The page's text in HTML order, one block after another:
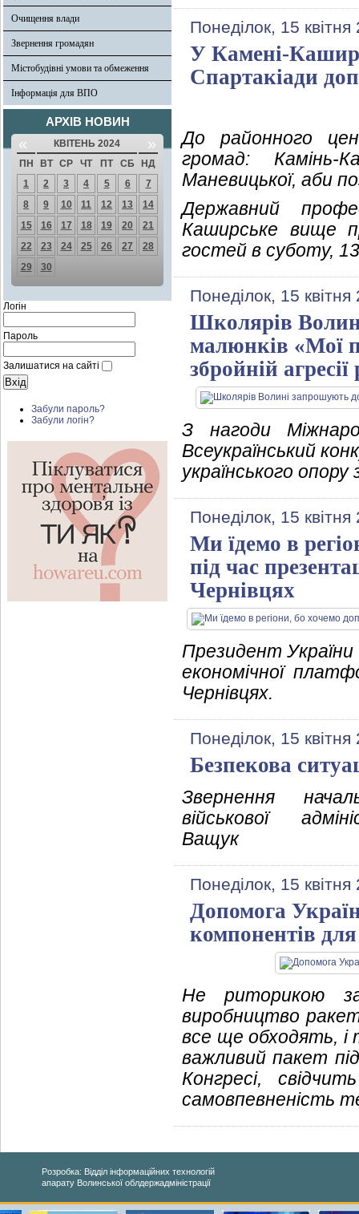
Очищення влади
Звернення громадян
Містобудівні умови та обмеження
Інформація для ВПО
АРХІВ НОВИН
« КВІТЕНЬ 2024 »
ПН ВТ СР ЧТ ПТ СБ
НД
1
2 3 4 5 6
7
8
9 10 11 12 13
14
15
16 17 18 19 20
21
22
23 24 25 26 27
28
29
30
Логін
Пароль
Залишатися на сайті
Забули пароль?
Забули логін?
Понеділок, 15
У Камені-
Спартакіади
До районного
громад: Камінь-
Маневицької, аби
Державний
Каширське вище
гостей в суботу,
Понеділок, 15
Школярів
малюнків «Мої
збройній
З нагоди
Всеукраїнський
українського опору
Понеділок, 15
Ми їдемо в
під час
Чернівцях
Президент України
економічної
Чернівцях.
Понеділок, 15
Безпекова
Звернення
військової
Ващук
Понеділок, 15
Допомога
компонентів
Не риторикою
виробництво ракет
все ще обходять, і
важливий пакет
Конгресі,
самовпевненість
Розробка: Відділ інформаційних технологій
апарату Волинської облдержадміністрації